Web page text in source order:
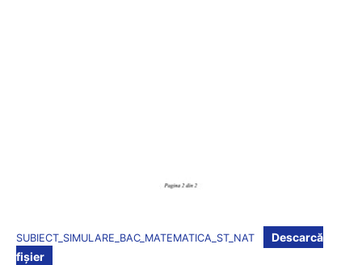
SUBIECT_SIMULARE_BAC_MATEMATICA_ST_NAT
Descarcă
fișier